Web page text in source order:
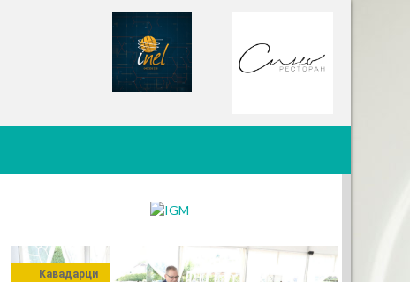
Кавадарци